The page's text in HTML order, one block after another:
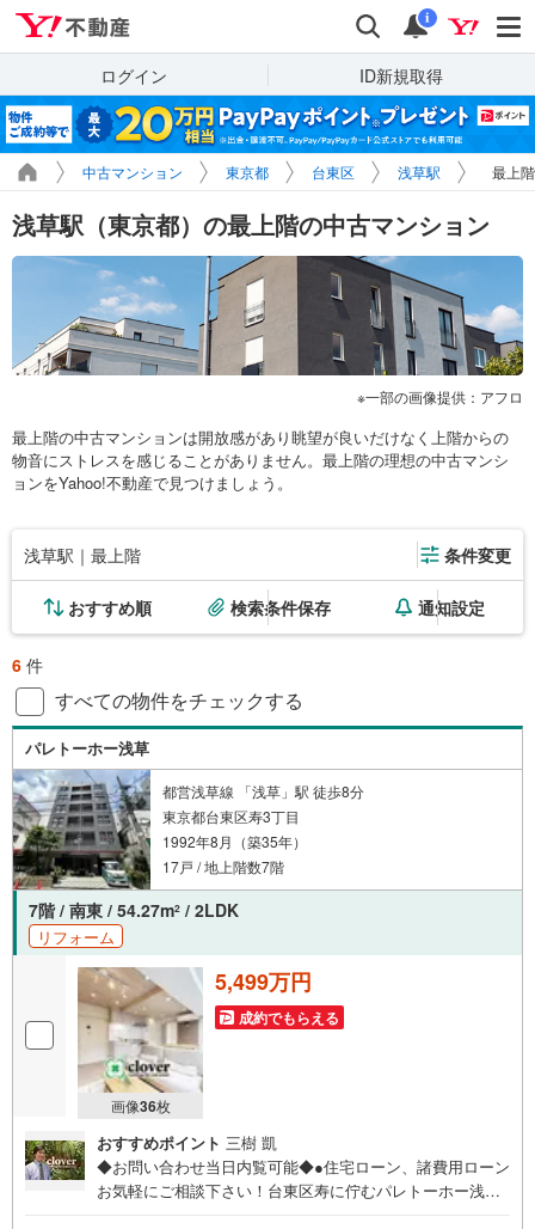
検索 通知
i
ログイン ID新規取得
中古マンション 東京都 台東区 浅草駅 最上
浅草駅（東京都）の最上階の中古マンション
一部の画像提供：アフロ
最上階の中古マンションは開放感があり眺望が良いだけなく上階からの
物音にストレスを感じることがありません。最上階の理想の中古マンシ
ョンをYahoo!不動産で見つけましょう。
浅草駅｜最上階 条件変更
おすすめ順 検索条件保存 通知設定
6 件
すべての物件をチェックする
パレトーホー浅草
都営浅草線 「浅草」駅 徒歩8分
東京都台東区寿3丁目
1992年8月（築35年）
17戸 / 地上階数7階
7階 / 南東 / 54.27m2 / 2LDK
リフォーム
画像36枚
5,499万円
成約でもらえる
おすすめポイント 三樹 凱
◆お問い合わせ当日内覧可能◆●住宅ローン、諸費用ローン
お気軽にご相談下さい！台東区寿に佇むパレトーホー浅